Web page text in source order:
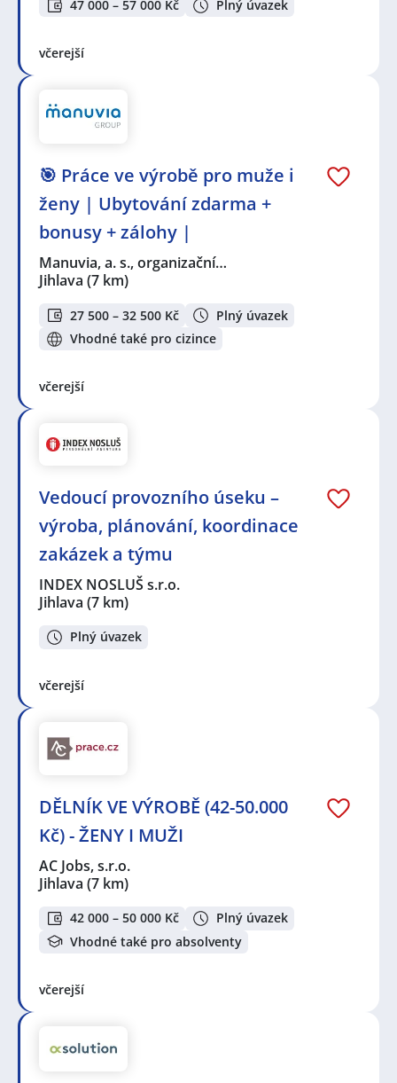
47 000 – 57 000 Kč Plný úvazek
včerejší
🎯 Práce ve výrobě pro muže i
ženy | Ubytování zdarma +
bonusy + zálohy |
Manuvia, a. s., organizační…
Jihlava (7 km)
27 500 – 32 500 Kč
Plný úvazek
Vhodné také pro cizince
včerejší
Vedoucí provozního úseku –
výroba, plánování, koordinace
zakázek a týmu
INDEX NOSLUŠ s.r.o.
Jihlava (7 km)
Plný úvazek
včerejší
DĚLNÍK VE VÝROBĚ (42-50.000
Kč) - ŽENY I MUŽI
AC Jobs, s.r.o.
Jihlava (7 km)
42 000 – 50 000 Kč
Plný úvazek
Vhodné také pro absolventy
včerejší